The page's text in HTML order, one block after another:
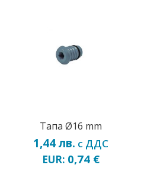
Тапа Ø16 mm
1,44 лв. с ДДС
EUR: 0,74 €